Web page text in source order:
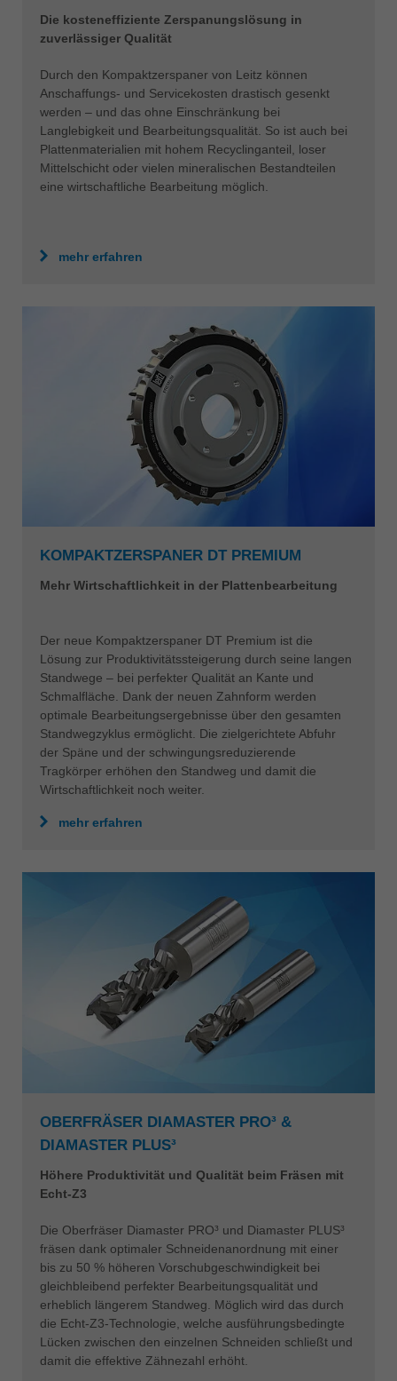
Die kosteneffiziente Zerspanungslösung in
zuverlässiger Qualität
Durch den Kompaktzerspaner von Leitz können
Anschaffungs- und Servicekosten drastisch gesenkt
werden – und das ohne Einschränkung bei
Langlebigkeit und Bearbeitungsqualität. So ist auch bei
Plattenmaterialien mit hohem Recyclinganteil, loser
Mittelschicht oder vielen mineralischen Bestandteilen
eine wirtschaftliche Bearbeitung möglich.
mehr erfahren
KOMPAKTZERSPANER DT PREMIUM
Mehr Wirtschaftlichkeit in der Plattenbearbeitung
Der neue Kompaktzerspaner DT Premium ist die
Lösung zur Produktivitätssteigerung durch seine langen
Standwege – bei perfekter Qualität an Kante und
Schmalfläche. Dank der neuen Zahnform werden
optimale Bearbeitungsergebnisse über den gesamten
Standwegzyklus ermöglicht. Die zielgerichtete Abfuhr
der Späne und der schwingungsreduzierende
Tragkörper erhöhen den Standweg und damit die
Wirtschaftlichkeit noch weiter.
mehr erfahren
OBERFRÄSER DIAMASTER PRO³ &
DIAMASTER PLUS³
Höhere Produktivität und Qualität beim Fräsen mit
Echt-Z3
Die Oberfräser Diamaster PRO³ und Diamaster PLUS³
fräsen dank optimaler Schneidenanordnung mit einer
bis zu 50 % höheren Vorschubgeschwindigkeit bei
gleichbleibend perfekter Bearbeitungsqualität und
erheblich längerem Standweg. Möglich wird das durch
die Echt-Z3-Technologie, welche ausführungsbedingte
Lücken zwischen den einzelnen Schneiden schließt und
damit die effektive Zähnezahl erhöht.